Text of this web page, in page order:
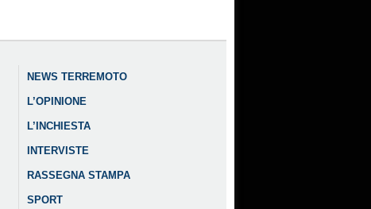
NEWS TERREMOTO
L’OPINIONE
L’INCHIESTA
INTERVISTE
RASSEGNA STAMPA
SPORT